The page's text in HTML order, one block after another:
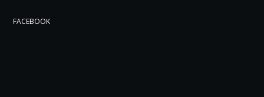
FACEBOOK